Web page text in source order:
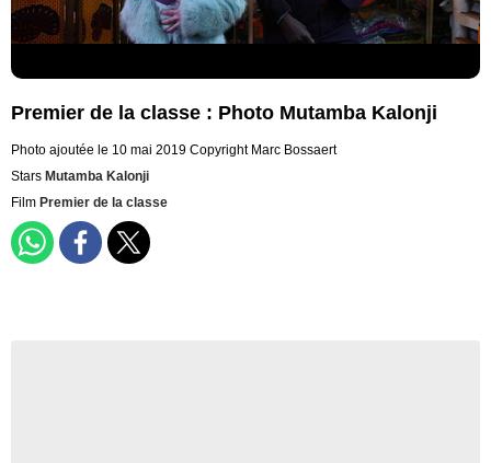
Premier de la classe : Photo Mutamba Kalonji
Photo ajoutée le 10 mai 2019 Copyright Marc Bossaert
Stars Mutamba Kalonji
Film Premier de la classe